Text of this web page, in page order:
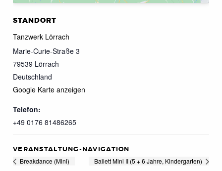
STANDORT
Tanzwerk Lörrach
Marie-Curie-Straße 3
79539 Lörrach
Deutschland
Google Karte anzeigen
Telefon:
+49 0176 81486265
VERANSTALTUNG-NAVIGATION
Breakdance (Mini) Ballett Mini II (5 + 6 Jahre, Kindergarten)